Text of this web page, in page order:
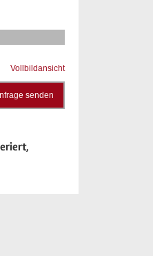
Vollbildansicht
senden